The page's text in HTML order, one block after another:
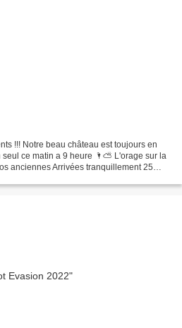
!!! Notre beau château est toujours en
ce matin a 9 heure 🌂⛅ L'orage sur la
anciennes Arrivées tranquillement 25